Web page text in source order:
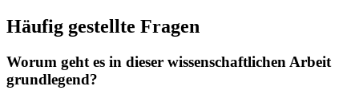
Häufig gestellte Fragen
Worum geht es in dieser wissenschaftlichen Arbeit
grundlegend?